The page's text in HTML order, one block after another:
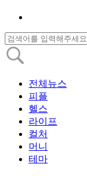
전체뉴스
피플
헬스
라이프
컬처
머니
테마